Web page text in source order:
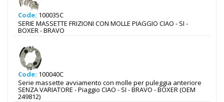
Code: 100035C
SERIE MASSETTE FRIZIONI CON MOLLE PIAGGIO CIAO - SI -
BOXER - BRAVO
Code: 100040C
Serie massette avviamento con molle per puleggia anteriore
SENZA VARIATORE - Piaggio CIAO - SI - BRAVO - BOXER (OEM
249812)